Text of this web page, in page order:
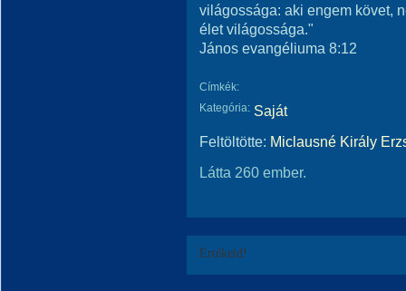
világossága: aki engem követ,
élet világossága."
János evangéliuma 8:12
Címkék:
Kategória: Saját
Feltöltötte: Miclausné Király
Látta 260 ember.
Értékeld!